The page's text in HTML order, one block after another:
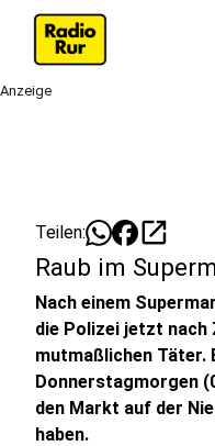
Anzeige
Teilen: open_in_new
Raub im
Nach einem
die Polizei jetzt nach
mutmaßlichen Täter.
Donnerstagmorgen
den Markt auf der
haben.